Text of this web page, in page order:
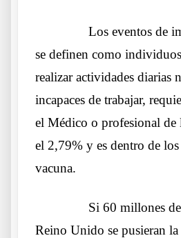
Los eventos de
se definen como
realizar actividades diarias
incapaces de trabajar,
el Médico o profesional de
el 2,79% y es dentro de
vacuna.
Si 60 millones
Reino Unido se pusieran la